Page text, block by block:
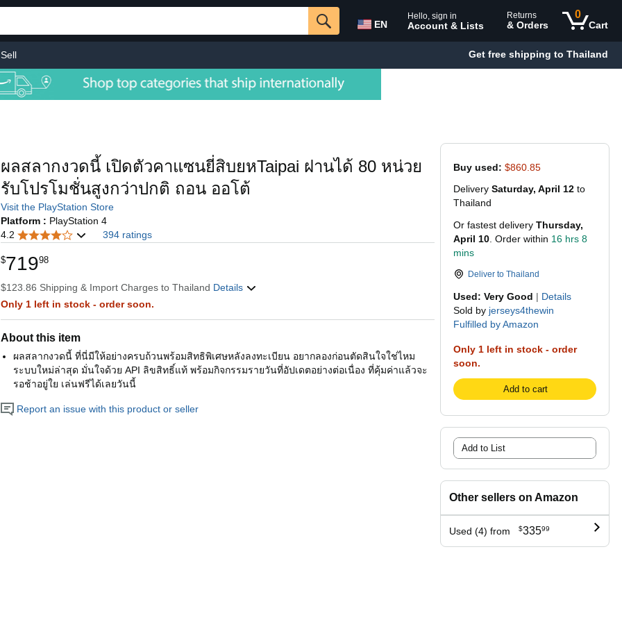
EN
Hello, sign in
Account & Lists
Returns
& Orders
0
Cart
Sell Get free shipping to Thailand
Buy used: $860.85
Delivery Saturday, April 12 to
Thailand
Or fastest delivery Thursday,
April 10 . Order within 16 hrs 8
mins
Deliver to Thailand
Used: Very Good | Details
Sold by jerseys4thewin
Fulfilled by Amazon
Only 1 left in stock - order
soon.
Add to cart
Add to List
Other sellers on Amazon
Used (4) from $33599
ผลสลากงวดนี้ เปิดตัวคาแซนยี่สิบยหTaipai ฝานได้ 80 หน่วย
รับโปรโมชั่นสูงกว่าปกติ ถอน ออโต้
Visit the PlayStation Store
Platform : PlayStation 4
4.2
394 ratings
$71998
$123.86 Shipping & Import Charges to Thailand Details
Only 1 left in stock - order soon.
About this item
ผลสลากงวดนี้ ที่นี่มีให้อย่างครบถ้วนพร้อมสิทธิพิเศษหลังลงทะเบียน อยากลองก่อนตัดสินใจใช่ไหม
ระบบใหม่ล่าสุด มั่นใจด้วย API ลิขสิทธิ์แท้ พร้อมกิจกรรมรายวันที่อัปเดตอย่างต่อเนื่อง ที่คุ้มค่าแล้วจะ
รอช้าอยู่ใย เล่นฟรีได้เลยวันนี้
Report an issue with this product or seller